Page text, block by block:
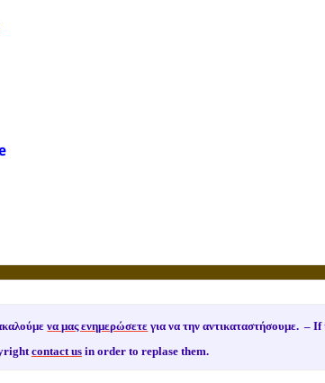
να μας ενημερώσετε για να την αντικαταστήσουμε. –If
contact usin order to replase them.